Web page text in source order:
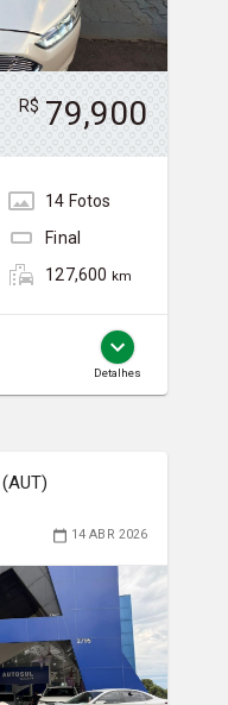
R$ 79,900
14 Fotos
Final
127,600 km
Detalhes
14 ABR 2026